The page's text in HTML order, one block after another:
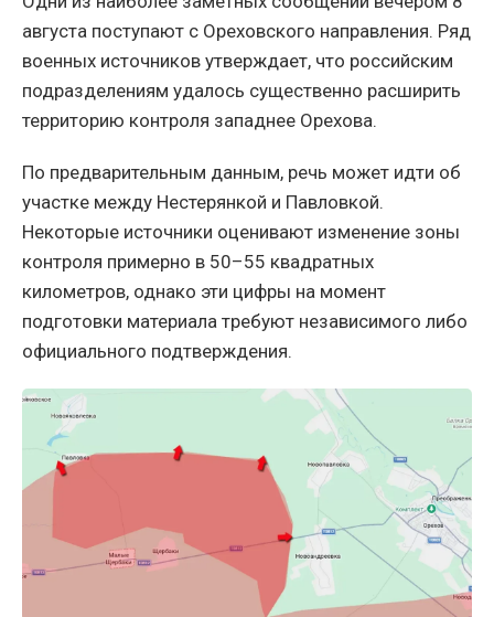
августа поступают с Ореховского направления. Ряд
военных источников утверждает, что российским
подразделениям удалось существенно расширить
территорию контроля западнее Орехова.
По предварительным данным, речь может идти об
участке между Нестерянкой и Павловкой.
Некоторые источники оценивают изменение зоны
контроля примерно в 50–55 квадратных
километров, однако эти цифры на момент
подготовки материала требуют независимого либо
официального подтверждения.